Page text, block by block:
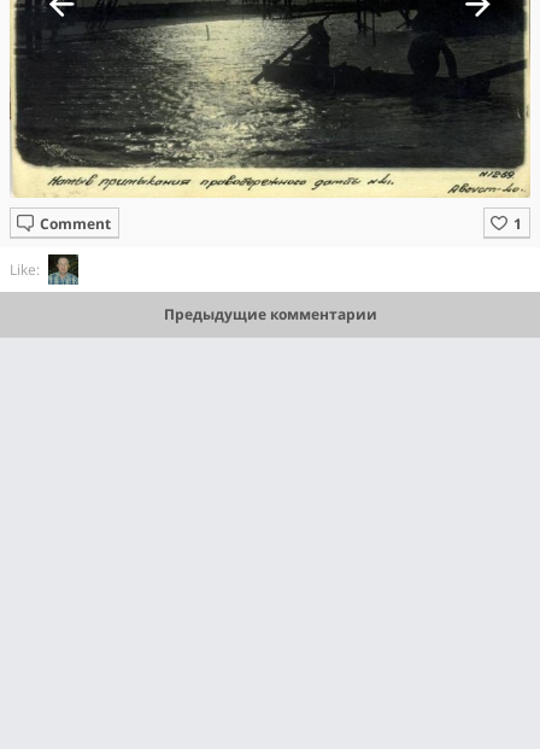
Comment
Like:
Предыдущие комментарии